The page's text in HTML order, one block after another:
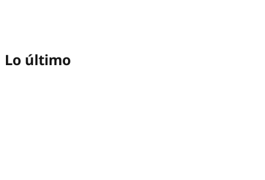
Lo último